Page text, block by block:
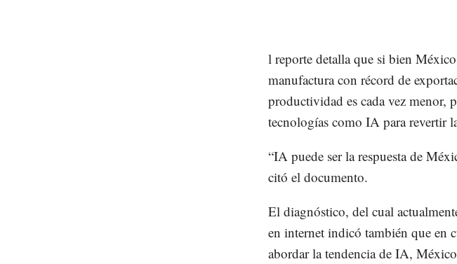
l reporte detalla que si bien
manufactura con récord de
productividad es cada vez menor,
tecnologías como IA para revertir
“IA puede ser la respuesta de
citó el documento.
El diagnóstico, del cual
en internet indicó también que en
abordar la tendencia de IA,